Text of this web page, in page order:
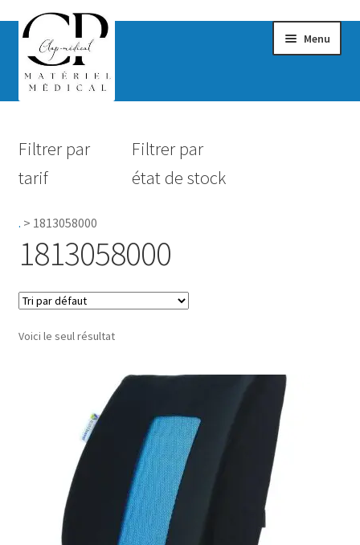
Menu
Hygiène
Accessoires Salle de bain
0.00 €
Filtrer par
tarif
Filtrer par
état de stock
. > 1813058000
1813058000
Voici le seul résultat